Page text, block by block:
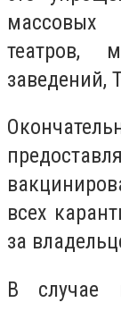
массовых
театров,
заведений,
всех
за
В случае